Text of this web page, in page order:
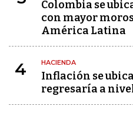
Colombia se
con mayor
América Latina
4 HACIENDA
Inflación se
regresaría a